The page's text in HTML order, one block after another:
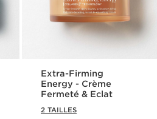
Extra-Firming
Energy - Crème
Fermeté & Eclat
2 TAILLES